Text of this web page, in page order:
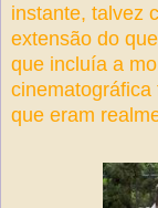
instante, talvez
extensão do
que incluía a
que eram